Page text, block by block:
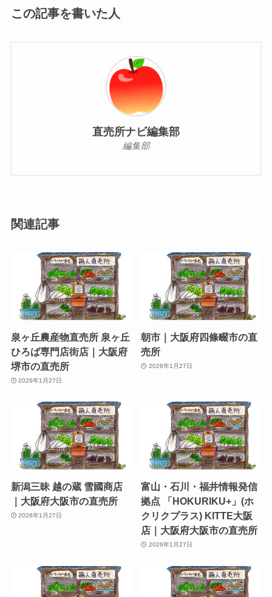
この記事を書いた人
直売所ナビ編集部
編集部
関連記事
泉ヶ丘農産物直売所 泉ヶ丘
ひろば専門店街店｜大阪府
堺市の直売所
2026年1月27日
朝市｜大阪府四條畷市の直
売所
2026年1月27日
新潟三昧 越の蔵 雪國商店
｜大阪府大阪市の直売所
2026年1月27日
富山・石川・福井情報発信
拠点 「HOKURIKU+」(ホ
クリクプラス) KITTE大阪
店｜大阪府大阪市の直売所
2026年1月27日